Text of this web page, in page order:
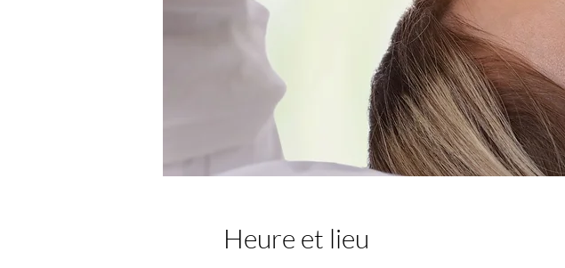
Heure et lieu